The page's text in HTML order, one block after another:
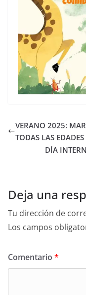
VERANO 2025:
TODAS LAS EDADES
DÍA
Deja una
Tu dirección de
Los campos
Comentario *